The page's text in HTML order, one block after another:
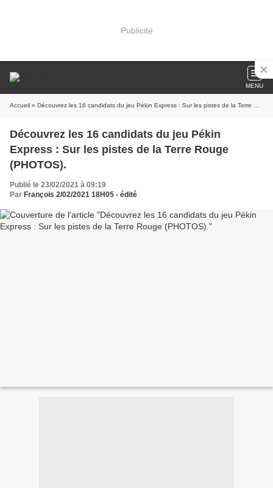
Publicité
MENU
Accueil » Découvrez les 16 candidats du jeu Pékin Express : Sur les pistes de la Terre Rouge (PHOTOS).
Découvrez les 16 candidats du jeu Pékin
Express : Sur les pistes de la Terre Rouge
(PHOTOS).
Publié le 23/02/2021 à 09:19
Par François 2/02/2021 18H05 - édité